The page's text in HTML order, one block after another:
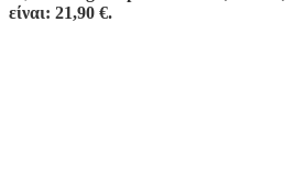
είναι: 21,90 €.